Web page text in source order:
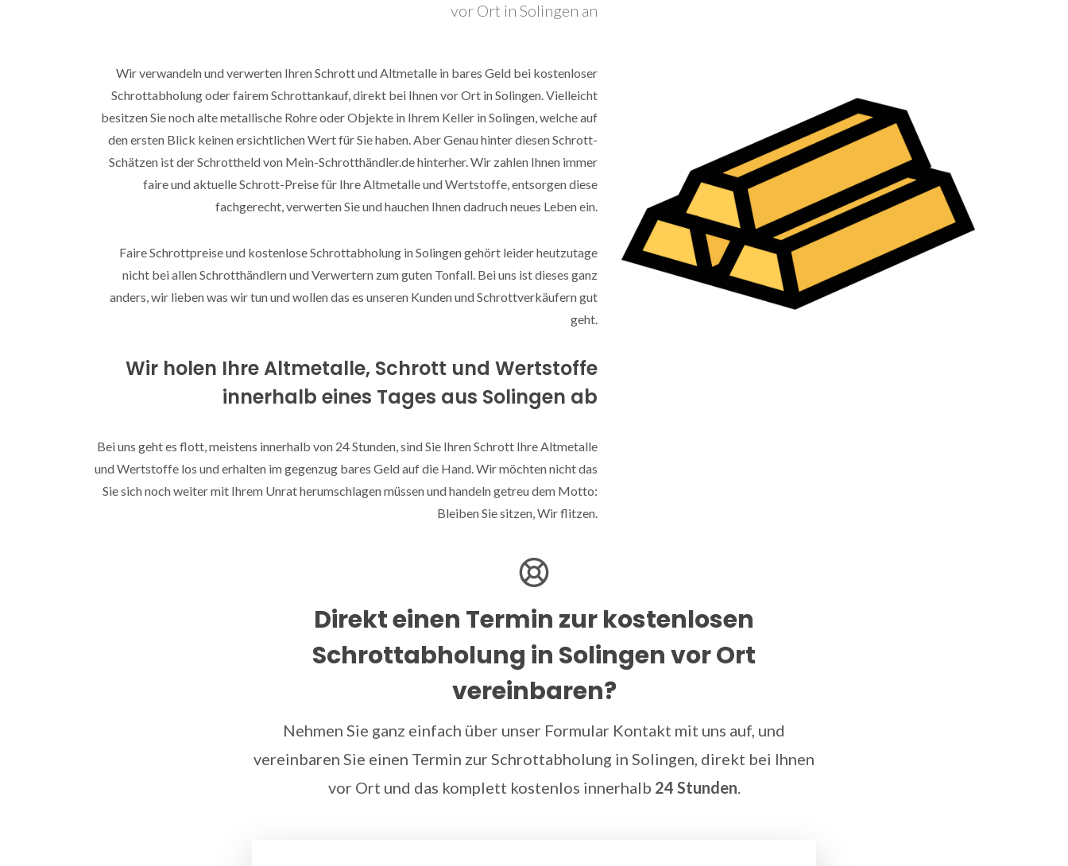
vor Ort in Solingen an
Wir verwandeln und verwerten Ihren Schrott und Altmetalle in bares Geld bei kostenloser
Schrottabholung oder fairem Schrottankauf, direkt bei Ihnen vor Ort in Solingen. Vielleicht
besitzen Sie noch alte metallische Rohre oder Objekte in Ihrem Keller in Solingen, welche auf
den ersten Blick keinen ersichtlichen Wert für Sie haben. Aber Genau hinter diesen Schrott-
Schätzen ist der Schrottheld von Mein-Schrotthändler.de hinterher. Wir zahlen Ihnen immer
faire und aktuelle Schrott-Preise für Ihre Altmetalle und Wertstoffe, entsorgen diese
fachgerecht, verwerten Sie und hauchen Ihnen dadruch neues Leben ein.
Faire Schrottpreise und kostenlose Schrottabholung in Solingen gehört leider heutzutage
nicht bei allen Schrotthändlern und Verwertern zum guten Tonfall. Bei uns ist dieses ganz
anders, wir lieben was wir tun und wollen das es unseren Kunden und Schrottverkäufern gut
geht.
Wir holen Ihre Altmetalle, Schrott und Wertstoffe
innerhalb eines Tages aus Solingen ab
Bei uns geht es flott, meistens innerhalb von 24 Stunden, sind Sie Ihren Schrott Ihre Altmetalle
und Wertstoffe los und erhalten im gegenzug bares Geld auf die Hand. Wir möchten nicht das
Sie sich noch weiter mit Ihrem Unrat herumschlagen müssen und handeln getreu dem Motto:
Bleiben Sie sitzen, Wir flitzen.
Direkt einen Termin zur kostenlosen
Schrottabholung in Solingen vor Ort
vereinbaren?
Nehmen Sie ganz einfach über unser Formular Kontakt mit uns auf, und
vereinbaren Sie einen Termin zur Schrottabholung in Solingen, direkt bei Ihnen
vor Ort und das komplett kostenlos innerhalb 24 Stunden.